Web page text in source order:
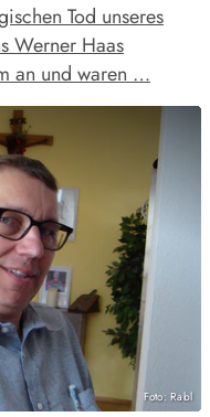
Tod unseres
Werner Haas
an und waren …
Foto: Rabl